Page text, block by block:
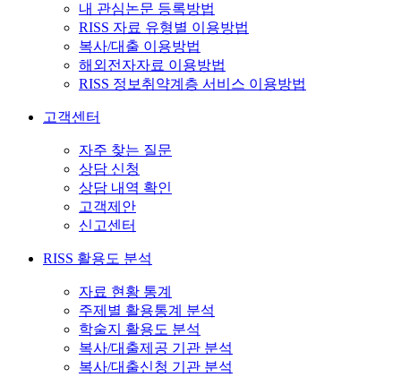
내 관심논문 등록방법
RISS 자료 유형별 이용방법
복사/대출 이용방법
해외전자자료 이용방법
RISS 정보취약계층 서비스 이용방법
고객센터
자주 찾는 질문
상담 신청
상담 내역 확인
고객제안
신고센터
RISS 활용도 분석
자료 현황 통계
주제별 활용통계 분석
학술지 활용도 분석
복사/대출제공 기관 분석
복사/대출신청 기관 분석